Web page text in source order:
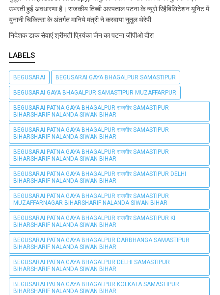
उभरती हुई अवधारणा है। राजकीय तिब्बी अस्पताल पटना के न्यूरो रिहैबिलिटेशन यूनिट में
युनानी चिकित्सा के अंतर्गत मानिये मंत्री ने करवाया नुतूल थेरेपी
निदेशक डाक सेवाएं श्रीमती प्रियंका जैन का पटना जीपीओ दौरा
LABELS
BEGUSARAI BEGUSARAI GAYA BHAGALPUR SAMASTIPUR
BEGUSARAI GAYA BHAGALPUR SAMASTIPUR MUZAFFARPUR
BEGUSARAI PATNA GAYA BHAGALPUR राजगीर SAMASTIPUR
BIHARSHARIF NALANDA SIWAN BIHAR
BEGUSARAI PATNA GAYA BHAGALPUR राजगीर SAMASTIPUR
BIHARSHARIF NALANDA SIWAN BIHAR
BEGUSARAI PATNA GAYA BHAGALPUR राजगीर SAMASTIPUR
BIHARSHARIF NALANDA SIWAN BIHAR
BEGUSARAI PATNA GAYA BHAGALPUR राजगीर SAMASTIPUR DELHI
BIHARSHARIF NALANDA SIWAN BIHAR
BEGUSARAI PATNA GAYA BHAGALPUR राजगीर SAMASTIPUR
MUZAFFARNAGAR BIHARSHARIF NALANDA SIWAN BIHAR
BEGUSARAI PATNA GAYA BHAGALPUR राजगीर SAMASTIPUR KI
BIHARSHARIF NALANDA SIWAN BIHAR
BEGUSARAI PATNA GAYA BHAGALPUR DARBHANGA SAMASTIPUR
BIHARSHARIF NALANDA SIWAN BIHAR
BEGUSARAI PATNA GAYA BHAGALPUR DELHI SAMASTIPUR
BIHARSHARIF NALANDA SIWAN BIHAR
BEGUSARAI PATNA GAYA BHAGALPUR KOLKATA SAMASTIPUR
BIHARSHARIF NALANDA SIWAN BIHAR